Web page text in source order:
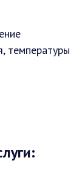
температуры